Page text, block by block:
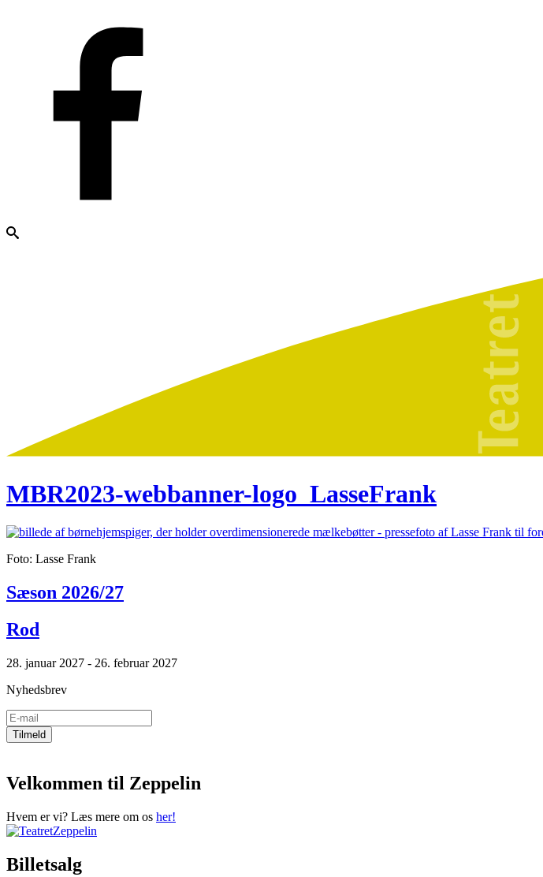
MBR2023-webbanner-logo_LasseFrank
Foto: Lasse Frank
Sæson 2026/27
Rod
28. januar 2027 - 26. februar 2027
Nyhedsbrev
Velkommen til Zeppelin
Hvem er vi? Læs mere om os her!
Billetsalg